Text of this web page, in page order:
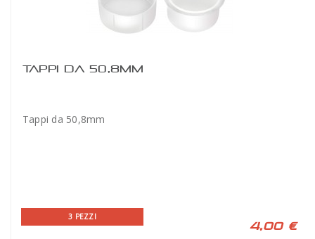
TAPPI DA 50,8MM
Tappi da 50,8mm
3 PEZZI
4,00 €